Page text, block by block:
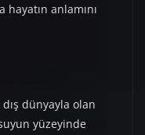
anlamını
dünyayla olan
yüzeyinde